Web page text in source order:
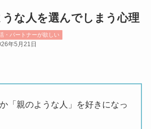
な人を選んでしまう心理
・パートナーが欲しい
年5月21日
「親のような人」を好きになっ